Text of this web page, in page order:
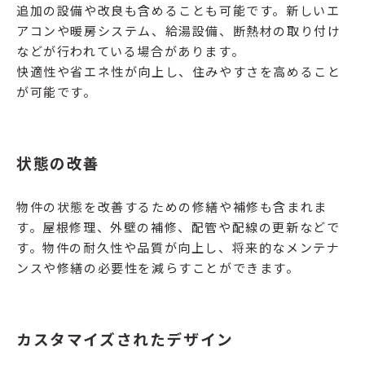
追加の設備や改良も含めることも可能です。新しいエ
アコンや暖房システム、給湯設備、断熱材の取り付け
などが行われている場合があります。
快適性や省エネ性が向上し、住みやすさを高めること
が可能です。
状態の改善
物件の状態を改善するための修繕や補修も含まれま
す。屋根修理、外壁の補修、配管や配線の更新などで
す。物件の耐久性や品質が向上し、将来的なメンテナ
ンスや修繕の必要性を減らすことができます。
カスタマイズされたデザイン